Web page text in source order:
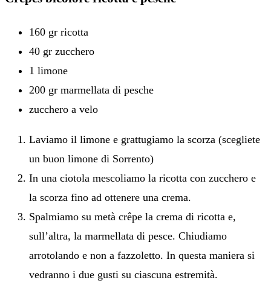
160 gr ricotta
40 gr zucchero
1 limone
200 gr marmellata di pesche
zucchero a velo
Laviamo il limone e grattugiamo la scorza (scegliete
un buon limone di Sorrento)
In una ciotola mescoliamo la ricotta con zucchero e
la scorza fino ad ottenere una crema.
Spalmiamo su metà crêpe la crema di ricotta e,
sull’altra, la marmellata di pesce. Chiudiamo
arrotolando e non a fazzoletto. In questa maniera si
vedranno i due gusti su ciascuna estremità.